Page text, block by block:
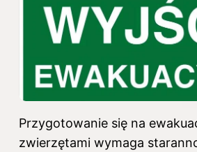
Przygotowanie się na
zwierzętami wymaga